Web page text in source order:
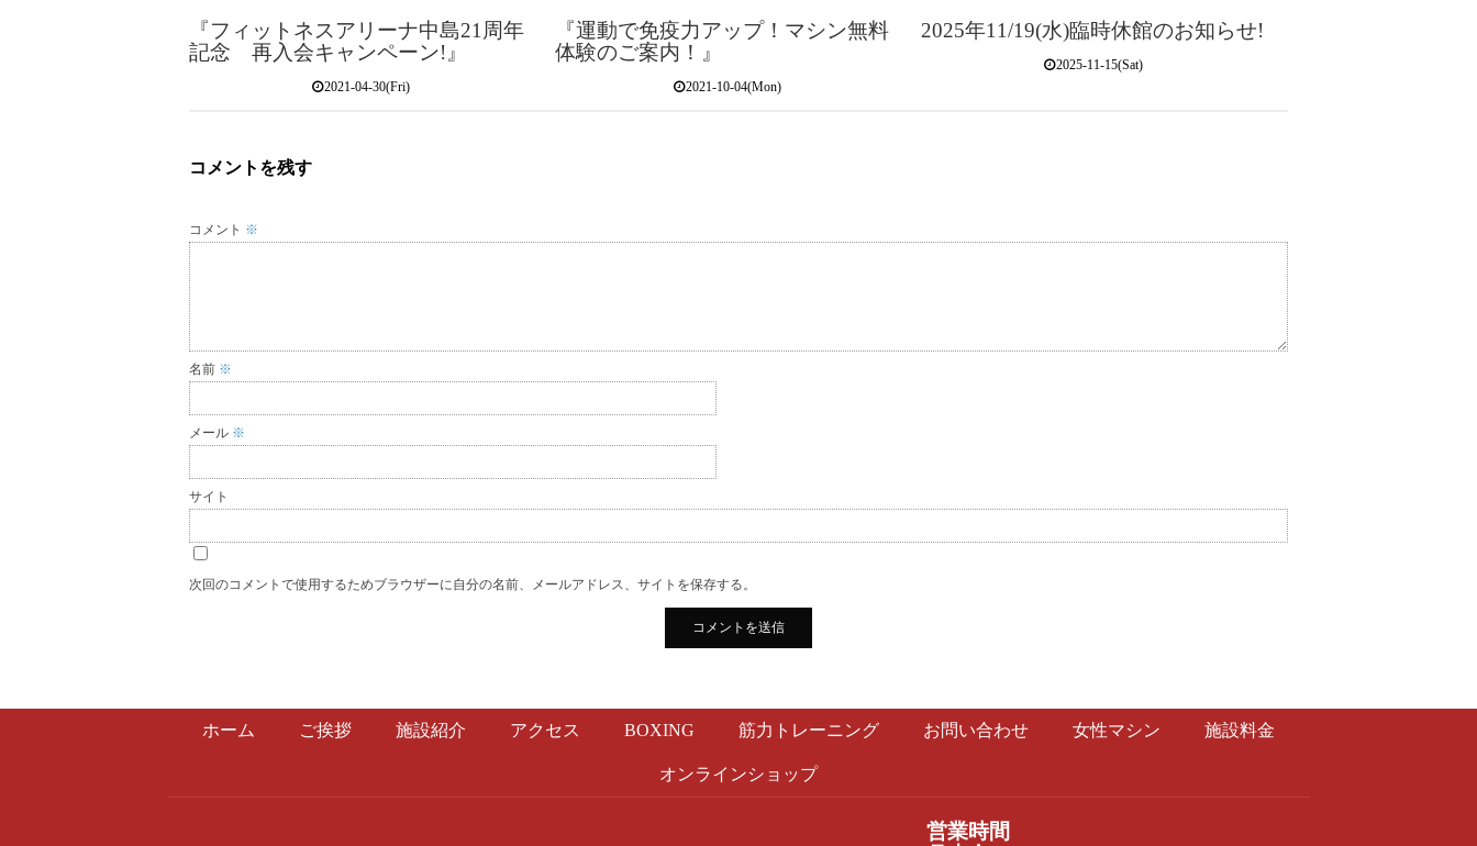
『フィットネスアリーナ中島21周年
記念 再入会キャンペーン!』
2021-04-30(Fri)
『運動で免疫力アップ！マシン無料
体験のご案内！』
2021-10-04(Mon)
2025年11/19(水)臨時休館のお知らせ!
2025-11-15(Sat)
コメントを残す
コメント ※
名前 ※
メール ※
サイト
次回のコメントで使用するためブラウザーに自分の名前、メールアドレス、サイトを保存する。
ホーム ご挨拶 施設紹介 アクセス BOXING 筋力トレーニング お問い合わせ 女性マシン 施設料金
オンラインショップ
営業時間